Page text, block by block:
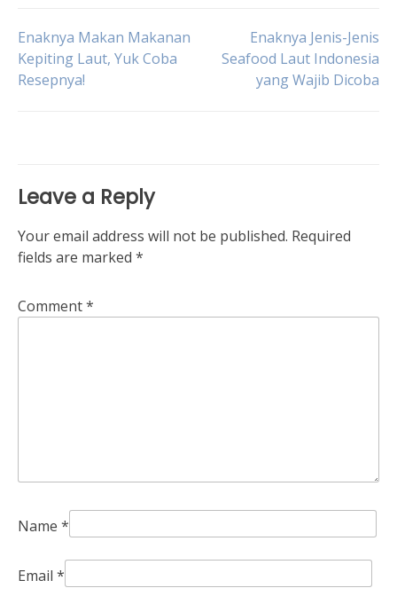
Post
navigation
Enaknya Makan Makanan
Kepiting Laut, Yuk Coba
Resepnya!
Enaknya Jenis-Jenis
Seafood Laut Indonesia
yang Wajib Dicoba
Leave a Reply
Your email address will not be published. Required
fields are marked *
Comment*
Name *
Email *